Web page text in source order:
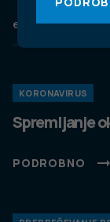
eZdravje
KORONAVIRUS
Spremljanje
PODROBNO